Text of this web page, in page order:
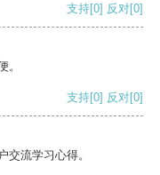
支持[0] 反对[0]
。
支持[0] 反对[0]
交流学习心得。